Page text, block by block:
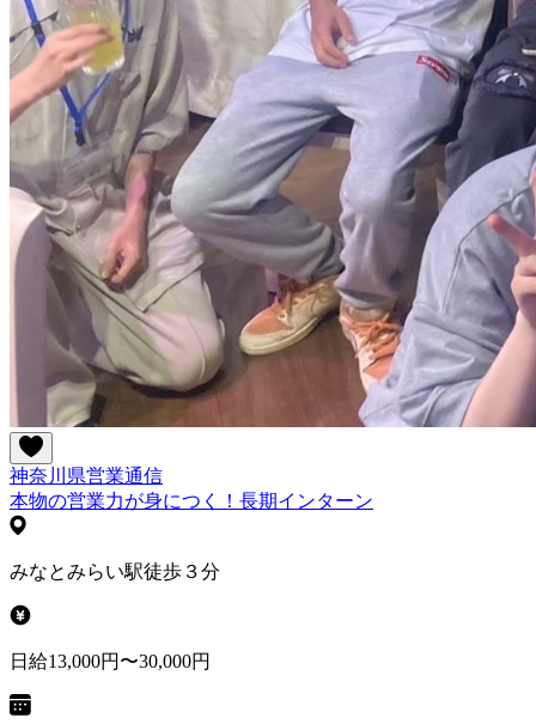
神奈川県営業通信
本物の営業力が身につく！長期インターン
みなとみらい駅徒歩３分
日給13,000円〜30,000円